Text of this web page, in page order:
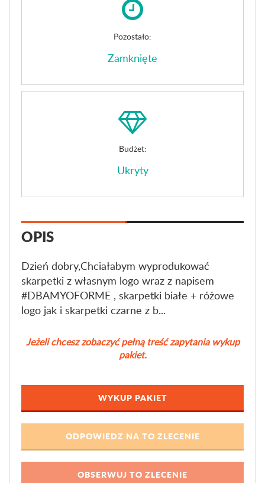
Pozostało:
Zamknięte
Budżet:
Ukryty
OPIS
Dzień dobry,Chciałabym wyprodukować
skarpetki z własnym logo wraz z napisem
#DBAMYOFORME , skarpetki białe + różowe
logo jak i skarpetki czarne z b...
Jeżeli chcesz zobaczyć pełną treść zapytania wykup
pakiet.
WYKUP PAKIET